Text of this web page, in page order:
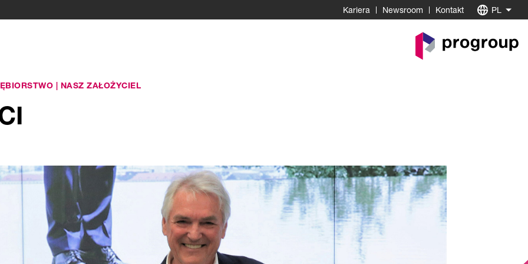
Kariera Newsroom Kontakt PL
strony
startowej
| NASZ ZAŁOŻYCIEL